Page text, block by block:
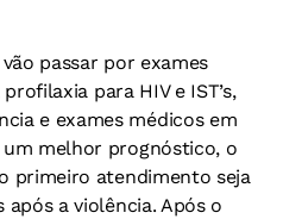
passar por exames
para HIV e IST’s,
e exames médicos em
melhor prognóstico, o
primeiro atendimento seja
a violência. Após o